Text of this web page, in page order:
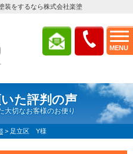
MENU
装をするなら株式会社楽塗
た評判の声
大切なお客様のお便り
> 足立区 Y様